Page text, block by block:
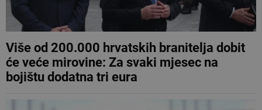
Više od 200.000 hrvatskih branitelja dobit
će veće mirovine: Za svaki mjesec na
bojištu dodatna tri eura